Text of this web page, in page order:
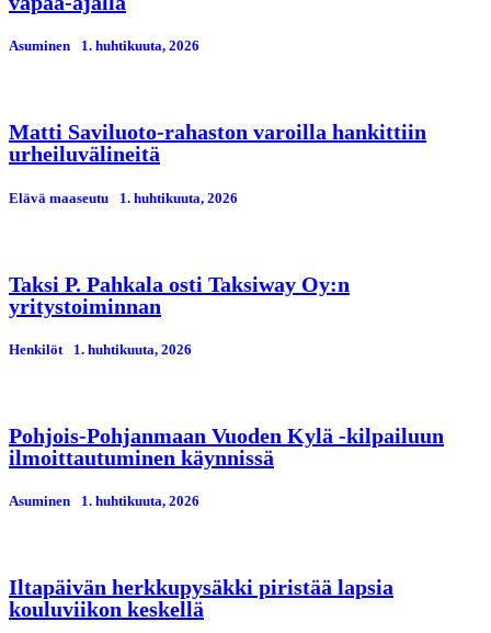
Asuminen 1. huhtikuuta, 2026
Matti Saviluoto-rahaston varoilla hankittiin
urheiluvälineitä
Elävä maaseutu 1. huhtikuuta, 2026
Taksi P. Pahkala osti Taksiway Oy:n
yritystoiminnan
Henkilöt 1. huhtikuuta, 2026
Pohjois-Pohjanmaan Vuoden Kylä -kilpailuun
ilmoittautuminen käynnissä
Asuminen 1. huhtikuuta, 2026
Iltapäivän herkkupysäkki piristää lapsia
kouluviikon keskellä